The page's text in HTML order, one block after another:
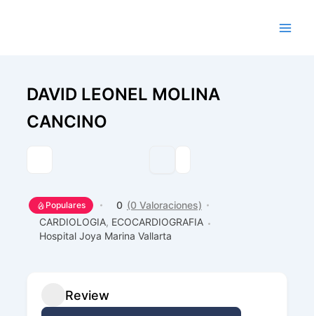
DAVID LEONEL MOLINA
CANCINO
Populares 0 (0 Valoraciones)
CARDIOLOGIA, ECOCARDIOGRAFIA
Hospital Joya Marina Vallarta
Review